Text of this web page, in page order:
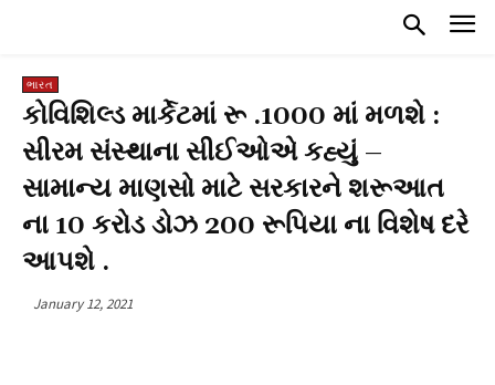
ભારત
કોવિશિલ્ડ માર્કેટમાં રૂ .1000 માં મળશે :
સીરમ સંસ્થાના સીઈઓએ કહ્યું –
સામાન્ય માણસો માટે સરકારને શરૂઆત
ના 10 કરોડ ડોઝ 200 રૂપિયા ના વિશેષ દરે
આપશે .
January 12, 2021